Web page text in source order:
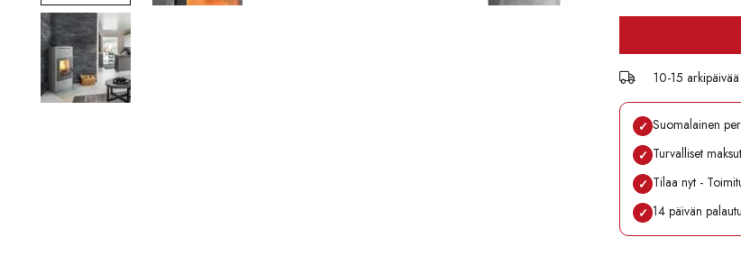
Kylpyhuonekalusteet
10-15 arkipäivää
✓ Suomalainen
✓ Turvalliset
✓ Tilaa nyt -
✓ 14 päivän